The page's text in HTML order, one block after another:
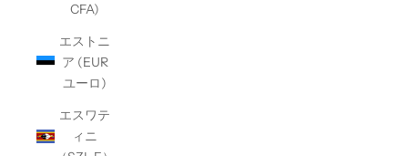
CFA)
エストニ
ア (EUR
ユーロ)
エスワテ
ィニ